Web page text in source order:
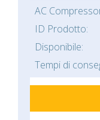
AC
ID Prodotto:
Disponibile:
Tempi di